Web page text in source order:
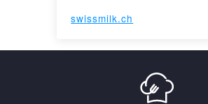
swissmilk.ch